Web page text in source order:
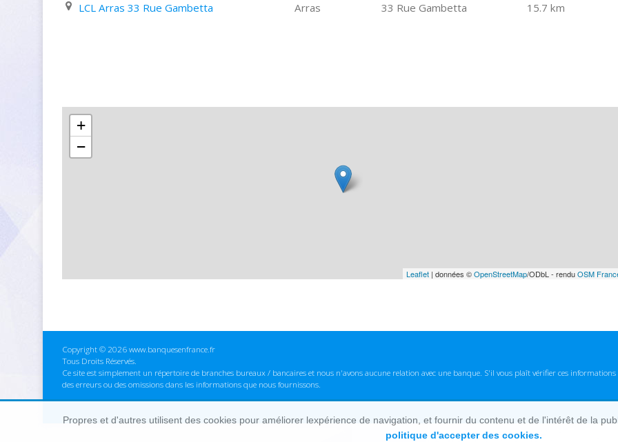
LCL Arras 33 Rue Gambetta Arras 33 Rue Gambetta 15.7 km
+
−
Leaflet| données ©OpenStreetMap/ODbL - renduOSM
Copyright © 2026 www.banquesenfrance.fr
Tous Droits Réservés.
Ce site est simplement un répertoire de branches bureaux / bancaires et nous n'avons aucune relation avec une banque. S'il vous plaît vérifier ces
des erreurs ou des omissions dans les informations que nous fournissons.
Propres et d'autres utilisent des cookies pour améliorer lexpérience de navigation, et fournir du contenu et de l'intérêt de la
politique d'accepter des cookies.